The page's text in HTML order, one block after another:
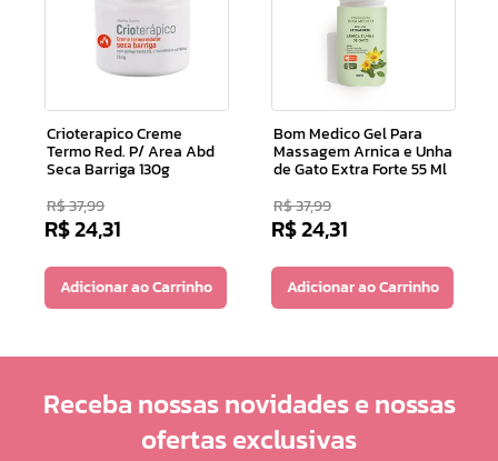
Crioterapico Creme
Termo Red. P/ Area Abd
Seca Barriga 130g
R$37,99
R$24,31
Adicionar ao Carrinho
Bom Medico Gel Para
Massagem Arnica e Unha
de Gato Extra Forte 55 Ml
R$37,99
R$24,31
Adicionar ao Carrinho
Receba nossas novidades e nossas
ofertas exclusivas